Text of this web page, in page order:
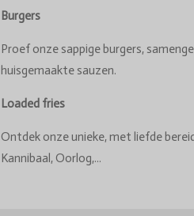
Burgers
Proef onze sappige burgers,
huisgemaakte sauzen.
Loaded fries
Ontdek onze unieke, met liefde
Kannibaal, Oorlog,...